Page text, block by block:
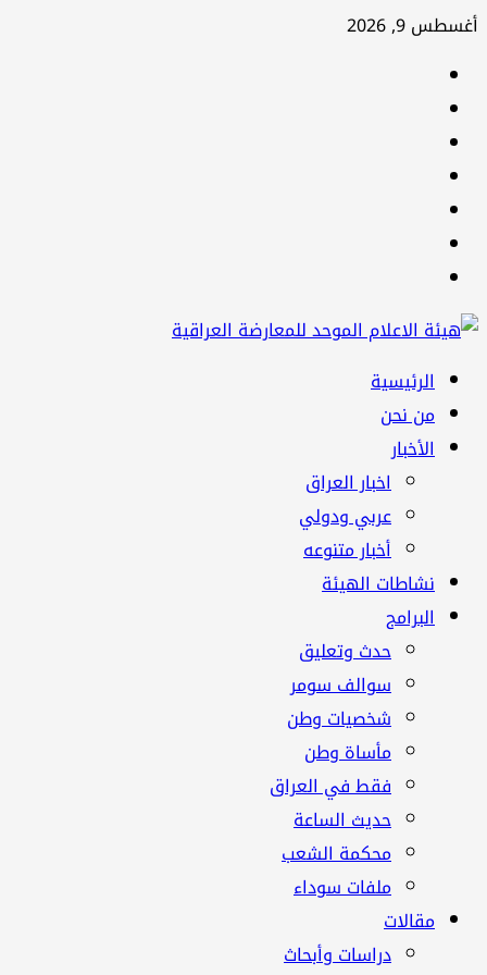
تخطي
أغسطس 9, 2026
القائمة
الرئيسية
الرئيسية
من نحن
الأخبار
اخبار العراق
عربي ودولي
أخبار متنوعه
نشاطات الهيئة
البرامج
حدث وتعليق
سوالف سومر
شخصيات وطن
مأساة وطن
فقط في العراق
حديث الساعة
محكمة الشعب
ملفات سوداء
مقالات
دراسات وأبحاث